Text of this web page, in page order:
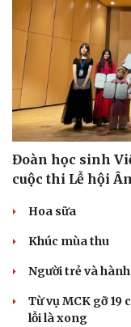
Doanh nghiệp
Thông tin doanh
Doanh nghiệp 24h
Doanh nhân
Đoàn học sinh
cuộc thi Lễ hội
Hoa sữa
Khúc mùa thu
Người trẻ và
Từ vụ MCK gỡ 19
lỗi là xong